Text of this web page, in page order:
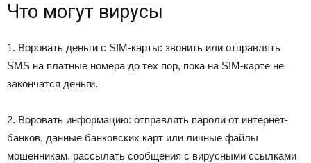
Что могут вирусы
1. Воровать деньги с SIM-карты: звонить или отправлять
SMS на платные номера до тех пор, пока на SIM-карте не
закончатся деньги.
2. Воровать информацию: отправлять пароли от интернет-
банков, данные банковских карт или личные файлы
мошенникам, рассылать сообщения с вирусными ссылками